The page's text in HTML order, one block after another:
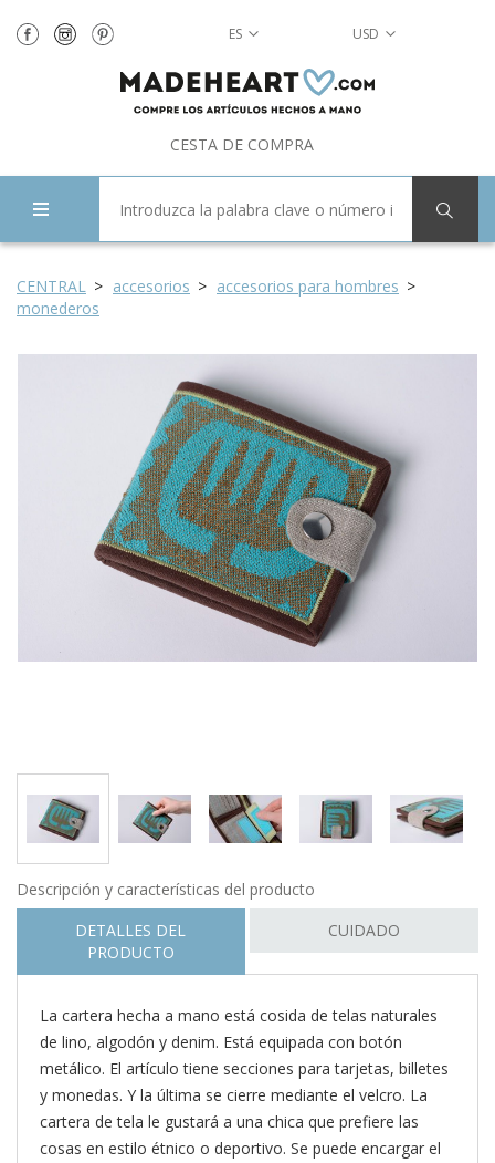
ES USD
CESTA DE COMPRA
CENTRAL accesorios
accesorios para hombres
monederos
Descripción y características del producto
DETALLES DEL
PRODUCTO
CUIDADO
La cartera hecha a mano está cosida de telas naturales
de lino, algodón y denim. Está equipada con botón
metálico. El artículo tiene secciones para tarjetas, billetes
y monedas. Y la última se cierre mediante el velcro. La
cartera de tela le gustará a una chica que prefiere las
cosas en estilo étnico o deportivo. Se puede encargar el